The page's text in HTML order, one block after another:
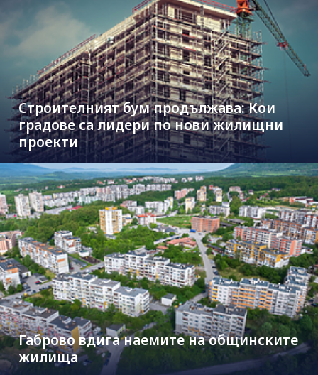
Строителният бум продължава: Кои
градове са лидери по нови жилищни
проекти
Габрово вдига наемите на общинските
жилища